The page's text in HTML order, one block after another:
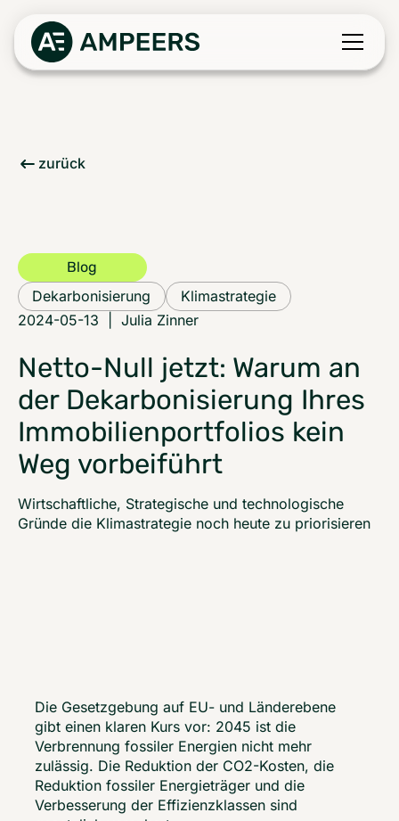
zurück
Blog
Dekarbonisierung
Klimastrategie
2024-05-13
Julia Zinner
Netto-Null jetzt: Warum an
der Dekarbonisierung Ihres
Immobilienportfolios kein
Weg vorbeiführt
Wirtschaftliche, Strategische und technologische
Gründe die Klimastrategie noch heute zu priorisieren
Die Gesetzgebung auf EU- und Länderebene
gibt einen klaren Kurs vor: 2045 ist die
Verbrennung fossiler Energien nicht mehr
zulässig. Die Reduktion der CO2-Kosten, die
Reduktion fossiler Energieträger und die
Verbesserung der Effizienzklassen sind